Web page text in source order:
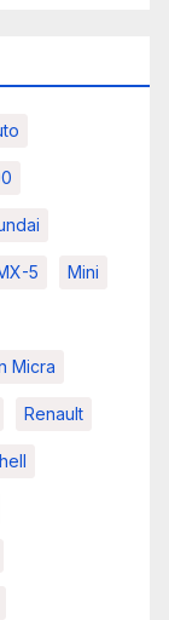
5 Mini
Micra
Renault